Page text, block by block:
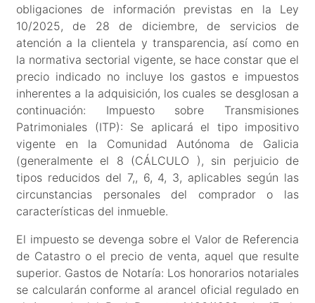
obligaciones de información previstas en la Ley
10/2025, de 28 de diciembre, de servicios de
atención a la clientela y transparencia, así como en
la normativa sectorial vigente, se hace constar que el
precio indicado no incluye los gastos e impuestos
inherentes a la adquisición, los cuales se desglosan a
continuación: Impuesto sobre Transmisiones
Patrimoniales (ITP): Se aplicará el tipo impositivo
vigente en la Comunidad Autónoma de Galicia
(generalmente el 8 (CÁLCULO ), sin perjuicio de
tipos reducidos del 7,, 6, 4, 3, aplicables según las
circunstancias personales del comprador o las
características del inmueble.
El impuesto se devenga sobre el Valor de Referencia
de Catastro o el precio de venta, aquel que resulte
superior. Gastos de Notaría: Los honorarios notariales
se calcularán conforme al arancel oficial regulado en